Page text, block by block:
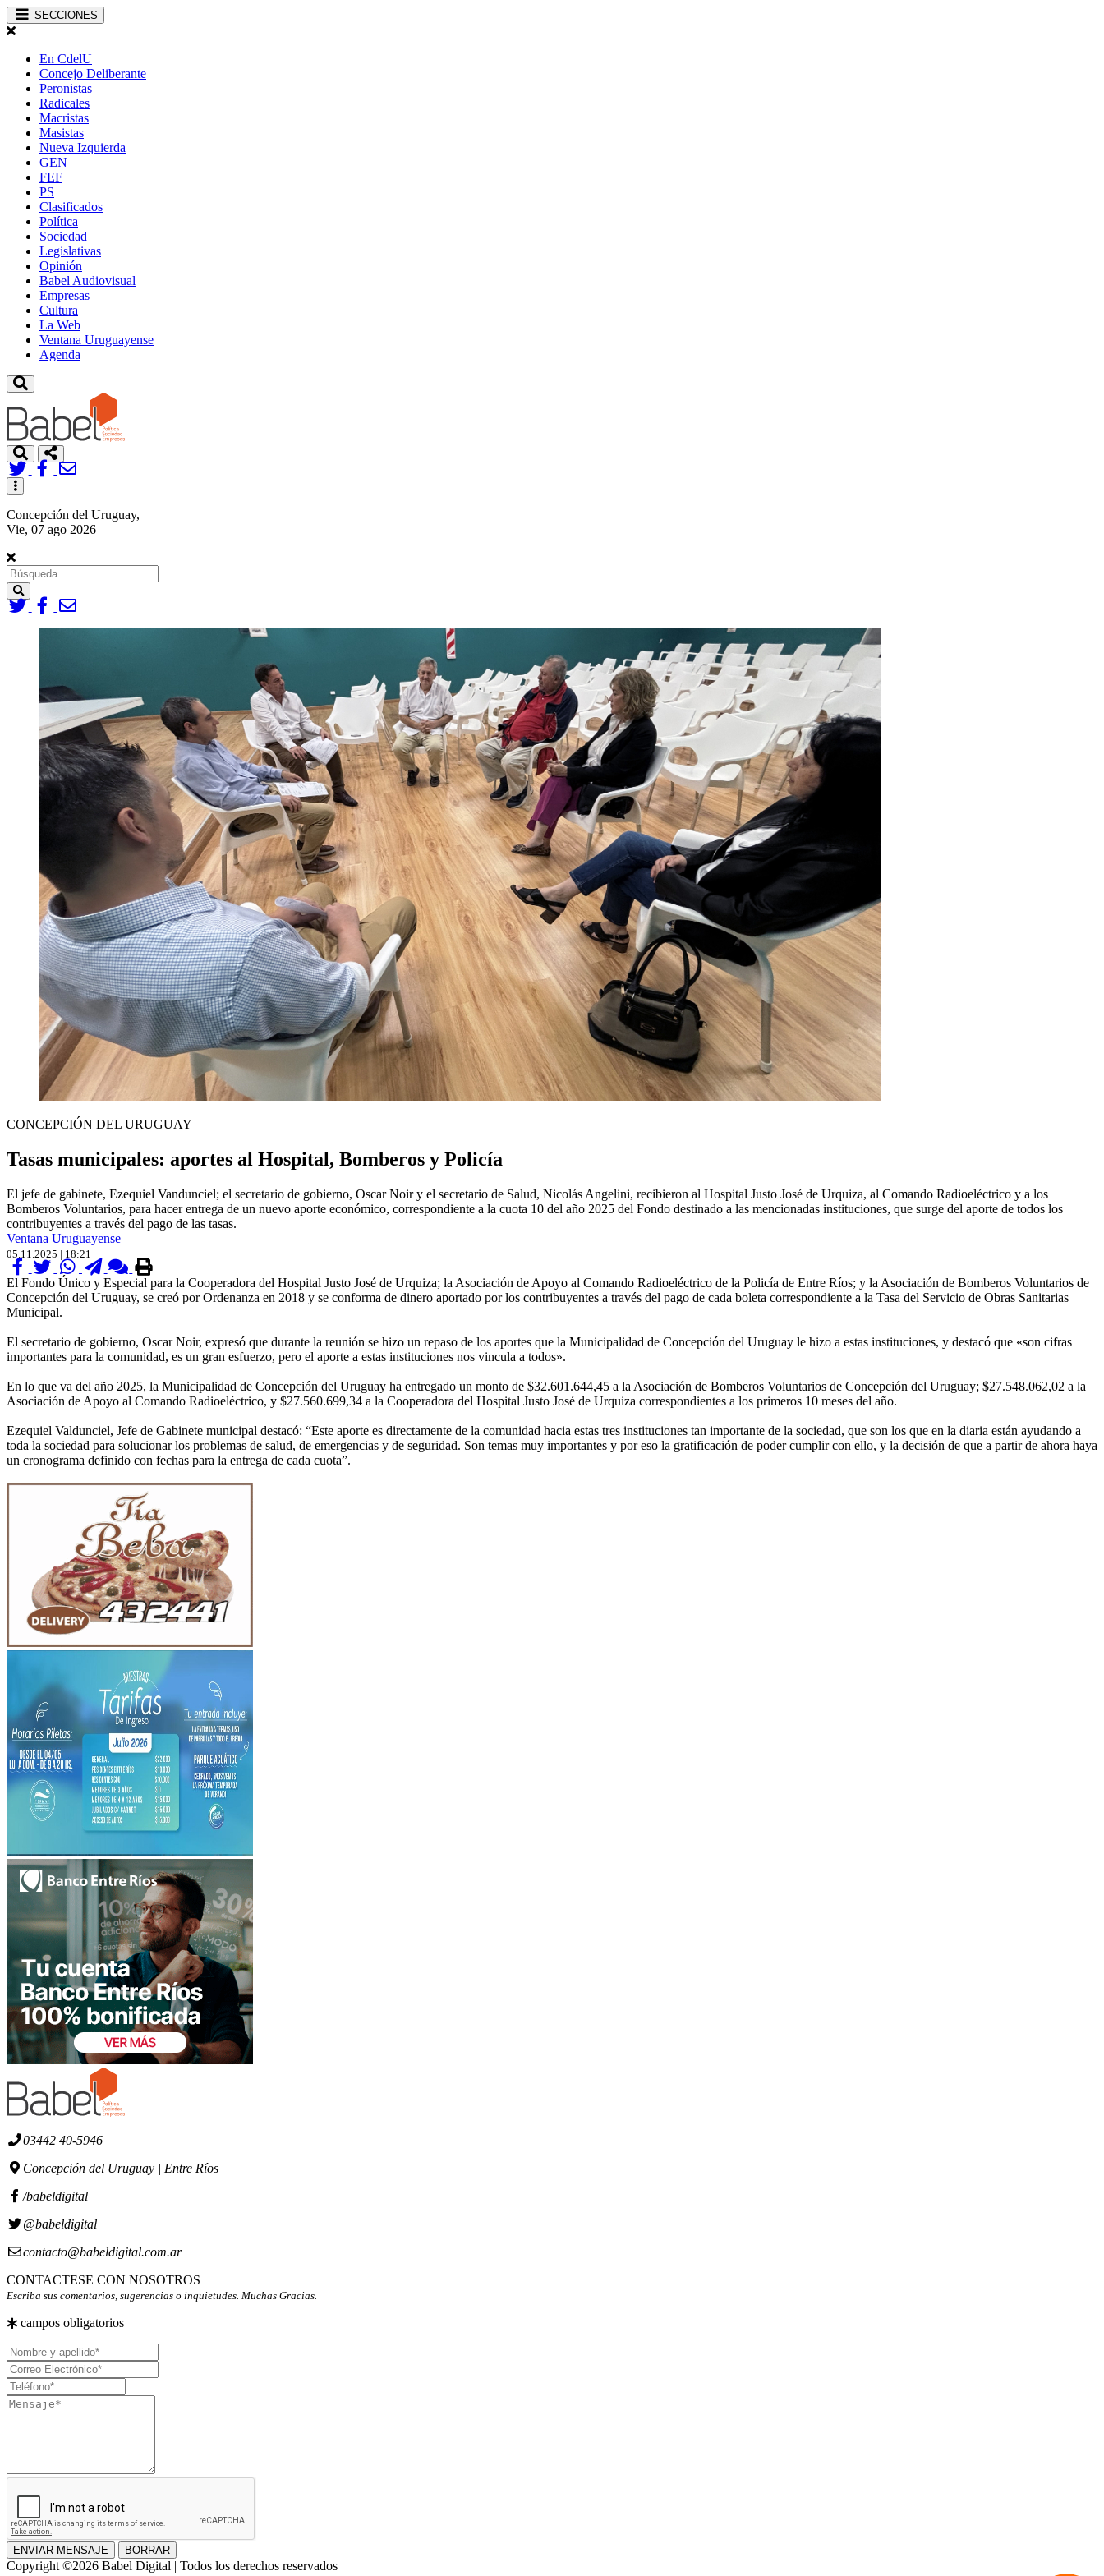
SECCIONES
En CdelU
Concejo Deliberante
Peronistas
Radicales
Macristas
Masistas
Nueva Izquierda
GEN
FEF
PS
Clasificados
Política
Sociedad
Legislativas
Opinión
Babel Audiovisual
Empresas
Cultura
La Web
Ventana Uruguayense
Agenda
Toggle
navigation
Concepción del Uruguay,
Vie, 07 ago 2026
Search
CONCEPCIÓN DEL URUGUAY
Tasas municipales: aportes al Hospital, Bomberos y Policía
El jefe de gabinete, Ezequiel Vandunciel; el secretario de gobierno, Oscar Noir y el secretario de Salud, Nicolás Angelini, recibieron al Hospital Justo José de Urquiza, al Comando Radioeléctrico y a los
Bomberos Voluntarios, para hacer entrega de un nuevo aporte económico, correspondiente a la cuota 10 del año 2025 del Fondo destinado a las mencionadas instituciones, que surge del aporte de todos los
contribuyentes a través del pago de las tasas.
Ventana Uruguayense
05.11.2025 | 18:21
El Fondo Único y Especial para la Cooperadora del Hospital Justo José de Urquiza; la Asociación de Apoyo al Comando Radioeléctrico de la Policía de Entre Ríos; y la Asociación de Bomberos Voluntarios de
Concepción del Uruguay, se creó por Ordenanza en 2018 y se conforma de dinero aportado por los contribuyentes a través del pago de cada boleta correspondiente a la Tasa del Servicio de Obras Sanitarias
Municipal.
El secretario de gobierno, Oscar Noir, expresó que durante la reunión se hizo un repaso de los aportes que la Municipalidad de Concepción del Uruguay le hizo a estas instituciones, y destacó que «son cifras
importantes para la comunidad, es un gran esfuerzo, pero el aporte a estas instituciones nos vincula a todos».
En lo que va del año 2025, la Municipalidad de Concepción del Uruguay ha entregado un monto de $32.601.644,45 a la Asociación de Bomberos Voluntarios de Concepción del Uruguay; $27.548.062,02 a la
Asociación de Apoyo al Comando Radioeléctrico, y $27.560.699,34 a la Cooperadora del Hospital Justo José de Urquiza correspondientes a los primeros 10 meses del año.
Ezequiel Valdunciel, Jefe de Gabinete municipal destacó: “Este aporte es directamente de la comunidad hacia estas tres instituciones tan importante de la sociedad, que son los que en la diaria están ayudando a
toda la sociedad para solucionar los problemas de salud, de emergencias y de seguridad. Son temas muy importantes y por eso la gratificación de poder cumplir con ello, y la decisión de que a partir de ahora haya
un cronograma definido con fechas para la entrega de cada cuota”.
03442 40-5946
Concepción del Uruguay | Entre Ríos
/babeldigital
@babeldigital
contacto@babeldigital.com.ar
CONTACTESE CON NOSOTROS
Escriba sus comentarios, sugerencias o inquietudes. Muchas Gracias.
campos obligatorios
Nombre
y
apellido
Correo
Electrónico
Teléfono
Mensaje
ENVIAR MENSAJE BORRAR
Copyright ©2026 Babel Digital | Todos los derechos reservados